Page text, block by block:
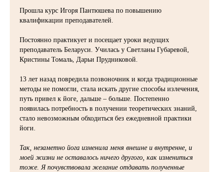
Прошла курс Игоря Пантюшева по повышению
квалификации преподавателей.
Постоянно практикует и посещает уроки ведущих
преподаватель Беларуси. Училась у Светланы Губаревой,
Кристины Томаль, Дарьи Прудниковой.
13 лет назад повредила позвоночник и когда традиционные
методы не помогли, стала искать другие способы излечения,
путь привел к йоге, дальше – больше. Постепенно
появилась потребность в получении теоретических знаний,
стало невозможным обходиться без ежедневной практики
йоги.
Так, незаметно йога изменила меня внешне и внутренне, и
моей жизни не оставалось ничего другого, как измениться
тоже. Я почувствовала желание отдавать полученные